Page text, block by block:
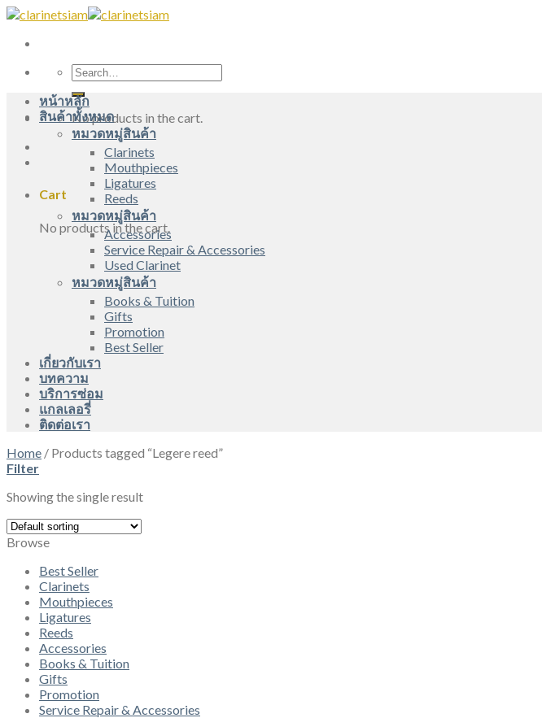
Skip
content
Search
for:
No products in the cart.
Cart
No products in the cart.
หน้าหลัก
สินค้าทั้งหมด
หมวดหมู่สินค้า
Clarinets
Mouthpieces
Ligatures
Reeds
หมวดหมู่สินค้า
Accessories
Service Repair & Accessories
Used Clarinet
หมวดหมู่สินค้า
Books & Tuition
Gifts
Promotion
Best Seller
เกี่ยวกับเรา
บทความ
บริการซ่อม
แกลเลอรี่
ติดต่อเรา
Home / Products tagged “Legere reed”
Filter
Showing the single result
Browse
Best Seller
Clarinets
Mouthpieces
Ligatures
Reeds
Accessories
Books & Tuition
Gifts
Promotion
Service Repair & Accessories